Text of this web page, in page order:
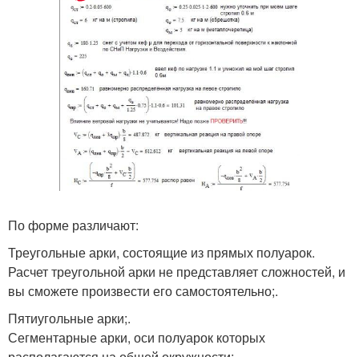
По форме различают:
Треугольные арки, состоящие из прямых полуарок.
Расчет треугольной арки не представляет сложностей, и
вы сможете произвести его самостоятельно;.
Пятиугольные арки;.
Сегментарные арки, оси полуарок которых